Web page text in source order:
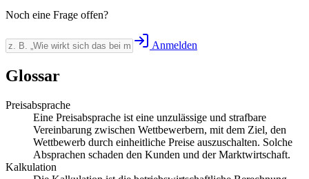
Noch eine Frage offen?
Anmelden
Glossar
Preisabsprache
Eine Preisabsprache ist eine unzulässige und strafbare
Vereinbarung zwischen Wettbewerbern, mit dem Ziel, den
Wettbewerb durch einheitliche Preise auszuschalten. Solche
Absprachen schaden den Kunden und der Marktwirtschaft.
Kalkulation